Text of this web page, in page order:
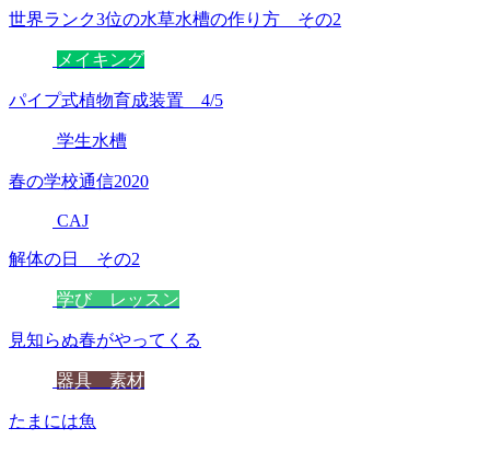
世界ランク3位の水草水槽の作り方 その2
メイキング
パイプ式植物育成装置 4/5
学生水槽
春の学校通信2020
CAJ
解体の日 その2
学び レッスン
見知らぬ春がやってくる
器具 素材
たまには魚